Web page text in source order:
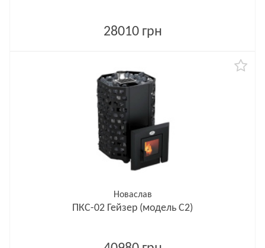
28010 грн
Новаслав
ПКС-02 Гейзер (модель С2)